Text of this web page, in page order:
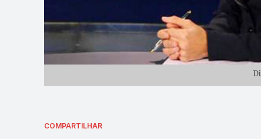
COMPARTILHAR